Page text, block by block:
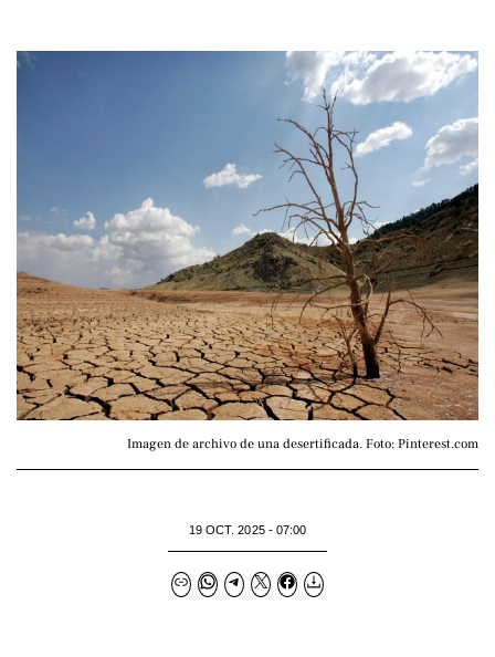
Imagen de archivo de una desertificada. Foto: Pinterest.com
19 OCT. 2025 - 07:00